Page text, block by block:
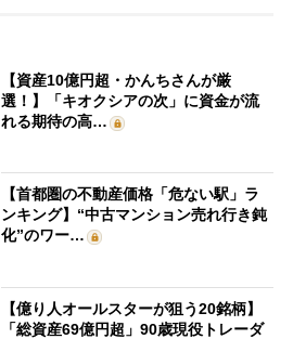
【資産10億円超・かんちさんが厳
選！】「キオクシアの次」に資金が流
れる期待の高…
【首都圏の不動産価格「危ない駅」ラ
ンキング】“中古マンション売れ行き鈍
化”のワー…
【億り人オールスターが狙う20銘柄】
「総資産69億円超」90歳現役トレーダ